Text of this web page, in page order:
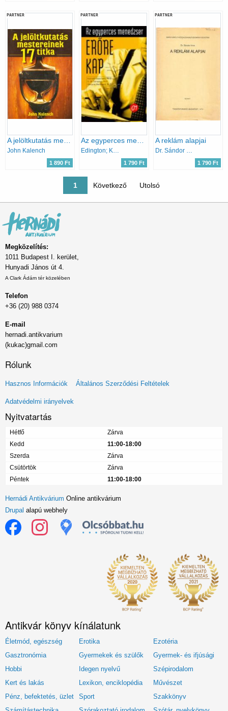
PARTNER
John Kalench
1 890 Ft
PARTNER
Edington; K. Blanchard
1 790 Ft
PARTNER
A reklám alapjai
Dr. Sándor Imre
1 790 Ft
Jelenlegi oldal
1 Következő oldal
Következő Utolsó oldal
Utolsó
Megközelítés:
1011 Budapest I. kerület,
Hunyadi János út 4.
A Clark Ádám tér közelében
Telefon
+36 (20) 988 0374
E-mail
hernadi.antikvarium
(kukac)gmail.com
Rólunk
Lábléc
menü
Hasznos Információk Általános Szerződési Feltételek
Adatvédelmi irányelvek
Nyitvatartás
Hétfő
Zárva
Kedd
11:00-18:00
Szerda
Zárva
Csütörtök
Zárva
Péntek
11:00-18:00
Hernádi Antikvárium Online antikvárium
Drupal alapú webhely
Antikvár könyv kínálatunk
Életmód, egészség Erotika
Ezotéria
Gasztronómia
Gyermekek és szülők
Gyermek- és ifjúsági
Hobbi
Idegen nyelvű
Szépirodalom
Kert és lakás
Lexikon, enciklopédia
Művészet
Pénz, befektetés, üzlet
Sport
Szakkönyv